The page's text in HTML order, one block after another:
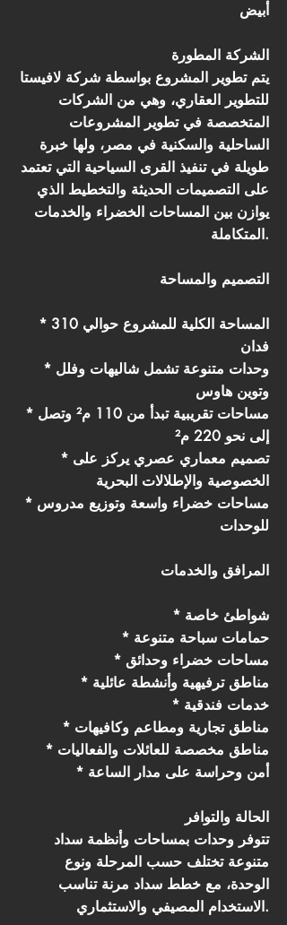
أبيض
الشركة المطورة
يتم تطوير المشروع بواسطة شركة لافيستا
للتطوير العقاري، وهي من الشركات
المتخصصة في تطوير المشروعات
الساحلية والسكنية في مصر، ولها خبرة
طويلة في تنفيذ القرى السياحية التي تعتمد
على التصميمات الحديثة والتخطيط الذي
يوازن بين المساحات الخضراء والخدمات
المتكاملة.
التصميم والمساحة
* المساحة الكلية للمشروع حوالي 310
فدان
* وحدات متنوعة تشمل شاليهات وفلل
وتوين هاوس
* مساحات تقريبية تبدأ من 110 م² وتصل
إلى نحو 220 م²
* تصميم معماري عصري يركز على
الخصوصية والإطلالات البحرية
* مساحات خضراء واسعة وتوزيع مدروس
للوحدات
المرافق والخدمات
* شواطئ خاصة
* حمامات سباحة متنوعة
* مساحات خضراء وحدائق
* مناطق ترفيهية وأنشطة عائلية
* خدمات فندقية
* مناطق تجارية ومطاعم وكافيهات
* مناطق مخصصة للعائلات والفعاليات
* أمن وحراسة على مدار الساعة
الحالة والتوافر
تتوفر وحدات بمساحات وأنظمة سداد
متنوعة تختلف حسب المرحلة ونوع
الوحدة، مع خطط سداد مرنة تناسب
الاستخدام المصيفي والاستثماري.